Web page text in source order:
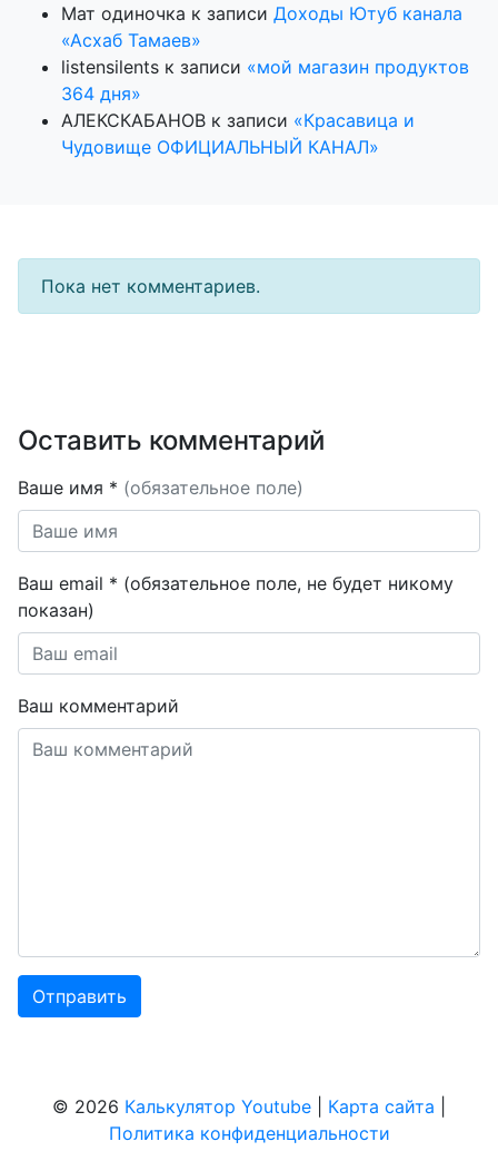
Мат одиночка к записи Доходы Ютуб канала
«Асхаб Тамаев»
listensilents к записи «мой магазин продуктов
364 дня»
АЛЕКСКАБАНОВ к записи «Красавица и
Чудовище ОФИЦИАЛЬНЫЙ КАНАЛ»
Пока нет комментариев.
Оставить комментарий
Ваше имя * (обязательное поле)
Ваш email * (обязательное поле, не будет никому
показан)
Ваш комментарий
© 2026 Калькулятор Youtube Карта сайта
Политика конфиденциальности